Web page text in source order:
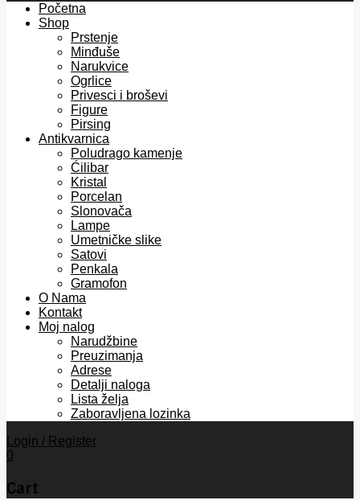
Početna
Shop
Prstenje
Minđuše
Narukvice
Ogrlice
Privesci i broševi
Figure
Pirsing
Antikvarnica
Poludrago kamenje
Ćilibar
Kristal
Porcelan
Slonovača
Lampe
Umetničke slike
Satovi
Penkala
Gramofon
O Nama
Kontakt
Moj nalog
Narudžbine
Preuzimanja
Adrese
Detalji naloga
Lista želja
Zaboravljena lozinka
Login / Register
0
Cart